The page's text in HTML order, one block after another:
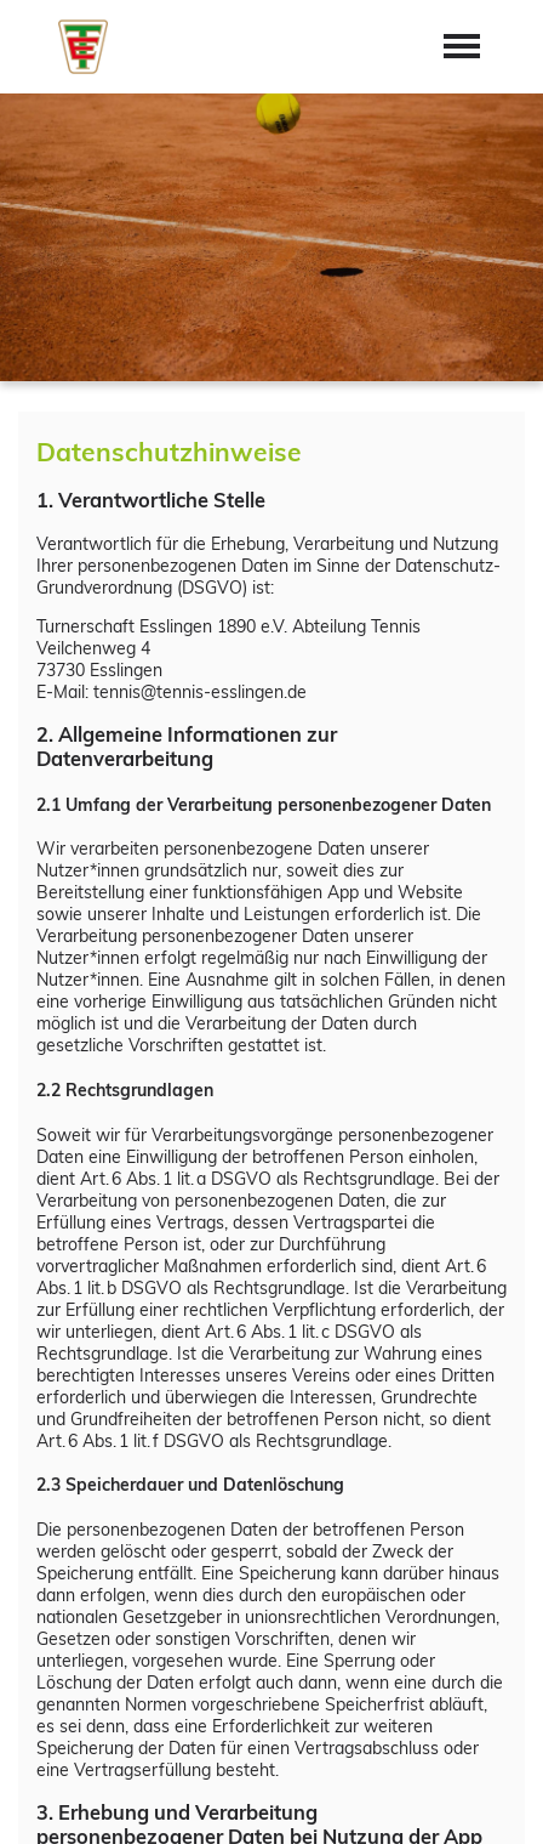
Startseite
Aktuelles
Mannschaften
Termine
Training
Dokumente
Trainer
Bilder